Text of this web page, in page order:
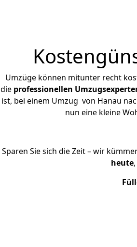
Umzüge können mitunter recht
die professionellen
ist, bei einem Umzug von Hanau
nun eine kleine
Sparen Sie sich die Zeit – wir
heute